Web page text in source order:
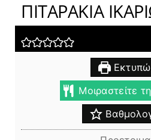
ΠΙΤΑΡΑΚΙΑ
Μοιραστείτε